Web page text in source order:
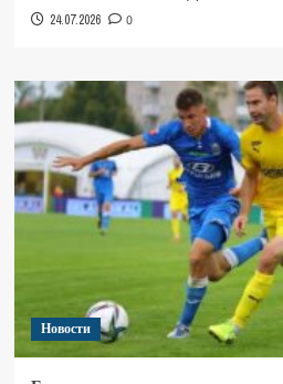
24.07.2026 0
Новости